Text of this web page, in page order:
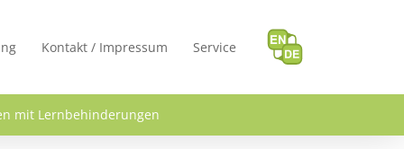
Kontakt / Impressum Service
mit Lernbehinderungen